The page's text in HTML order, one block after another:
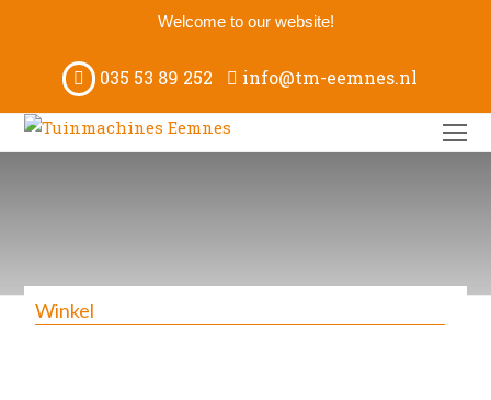
Welcome to our website!
035 53 89 252 info@tm-eemnes.nl
Winkel